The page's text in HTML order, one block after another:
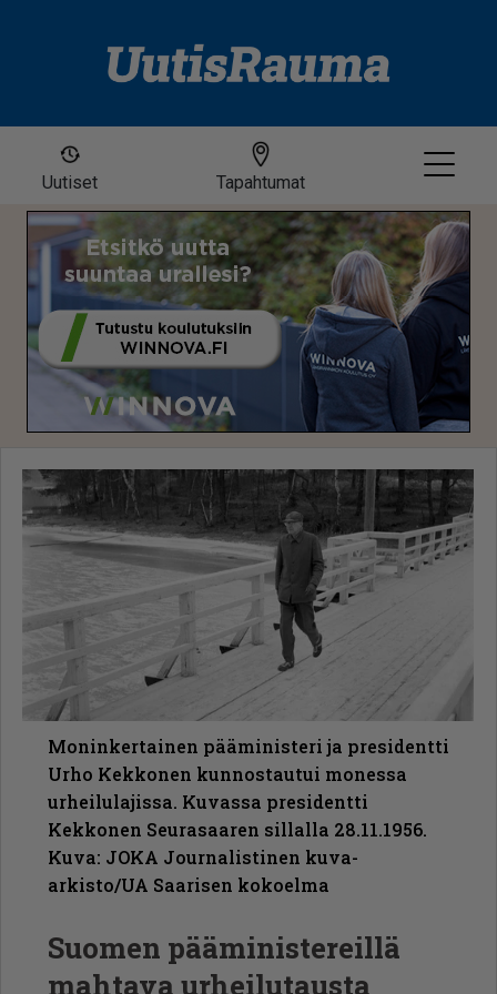
Uutiset Tapahtumat
Moninkertainen pääministeri ja presidentti
Urho Kekkonen kunnostautui monessa
urheilulajissa. Kuvassa presidentti
Kekkonen Seurasaaren sillalla 28.11.1956.
Kuva: JOKA Journalistinen kuva-
arkisto/UA Saarisen kokoelma
Suomen pääministereillä
mahtava urheilutausta